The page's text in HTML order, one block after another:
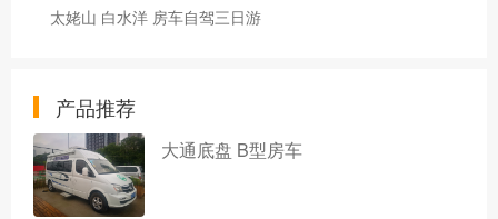
太姥山 白水洋 房车自驾三日游
产品推荐
大通底盘 B型房车